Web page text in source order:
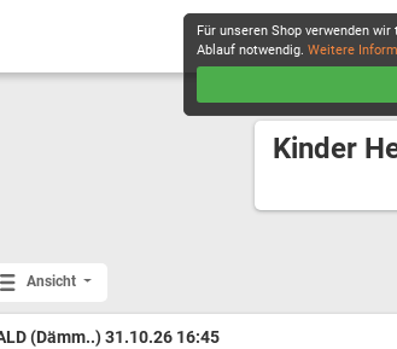
Kinder
Ansicht
(Dämm..) 31.10.26 16:45
Für unseren Shop verwenden
Ablauf notwendig. Weitere